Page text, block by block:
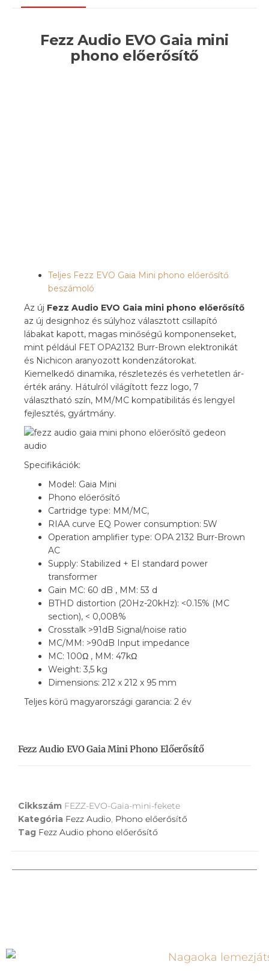
Fezz Audio EVO Gaia mini
phono előerősítő
Teljes Fezz EVO Gaia Mini phono előerősítő
beszámoló
Az új Fezz Audio EVO Gaia mini phono előerősítő
az új designhoz és súlyhoz választott csillapító
lábakat kapott, magas minőségű komponenseket,
mint például FET OPA2132 Burr-Brown elektronikát
és Nichicon aranyozott kondenzátorokat.
Kiemelkedő dinamika, részletezés és verhetetlen ár-
érték arány. Hátulról világított fezz logo, 7
választható szín, MM/MC kompatibilitás és lengyel
fejlesztés, gyártmány.
Specifikációk:
Model: Gaia Mini
Phono előerősítő
Cartridge type: MM/MC,
RIAA curve EQ Power consumption: 5W
Operation amplifier type: OPA 2132 Burr-Brown
AC
Supply: Stabilized + EI standard power
transformer
Gain MC: 60 dB , MM: 53 d
BTHD distortion (20Hz-20kHz): <0.15% (MC
section), < 0,008%
Crosstalk >91dB Signal/noise ratio
MC/MM: >90dB Input impedance
MC: 100Ω , MM: 47kΩ
Weight: 3,5 kg
Dimensions: 212 x 212 x 95 mm
Teljes körű magyarországi garancia: 2 év
Fezz Audio EVO Gaia Mini Phono Előerősítő
Cikkszám FEZZ-EVO-Gaia-mini-fekete
Kategória Fezz Audio, Phono előerősítő
Tag Fezz Audio phono előerősítő